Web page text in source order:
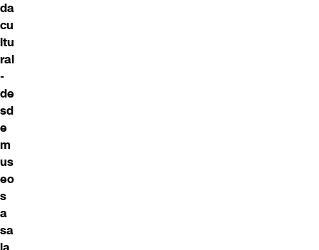
da
cu
ltu
ral
-
de
sd
e
m
us
eo
s
a
sa